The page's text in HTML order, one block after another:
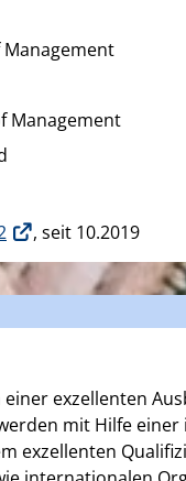
Management
, seit 10.2019
exzellenten
mit Hilfe
exzellenten